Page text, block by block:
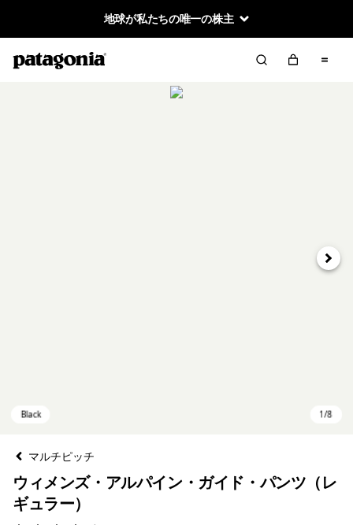
地球が私たちの唯一の株主
次へ
マルチピッチ
ウィメンズ・アルパイン・ガイド・パンツ（レ
ギュラー）